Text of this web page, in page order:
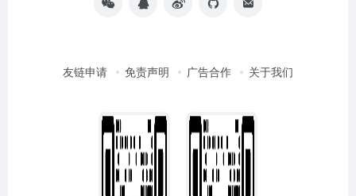
友链申请 免责声明 广告合作 关于我们